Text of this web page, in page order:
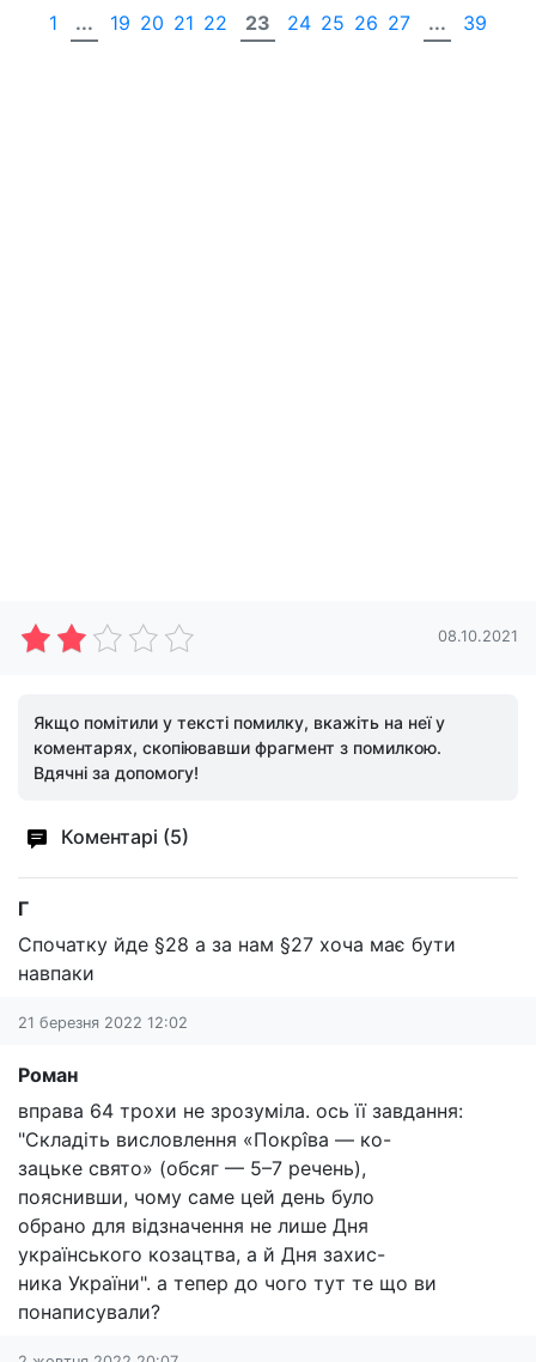
1 ... 19 20 21 22 23 24 25 26 27 ... 39
08.10.2021
Якщо помітили у тексті помилку, вкажіть на неї у
коментарях, скопіювавши фрагмент з помилкою.
Вдячні за допомогу!
Коментарі (5)
Г
Спочатку йде §28 а за нам §27 хоча має бути
навпаки
21 березня 2022 12:02
Роман
вправа 64 трохи не зрозуміла. ось її завдання:
"Складіть висловлення «Покрîва — ко-
зацьке свято» (обсяг — 5–7 речень),
пояснивши, чому саме цей день було
обрано для відзначення не лише Дня
українського козацтва, а й Дня захис-
ника України". а тепер до чого тут те що ви
понаписували?